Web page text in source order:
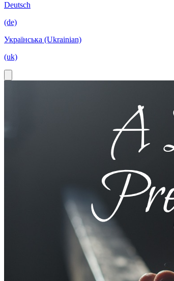
Deutsch
(de)
Українська (Ukrainian)
(uk)